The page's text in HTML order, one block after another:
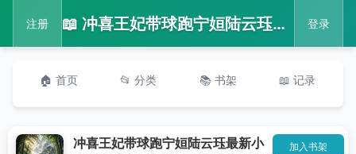
注册 📖 冲喜王妃带球跑宁姮陆云珏最新小说免费阅读_宁姮陆云珏冲喜王妃带球跑全本免费在线阅读 登录
🏠 首页 📂 分类 📚 书架 📖 记录
冲喜王妃带球跑宁姮陆云珏最新小
加入书架